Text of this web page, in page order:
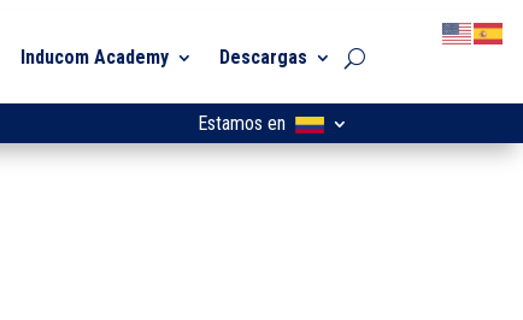
Inducom Academy Descargas
Estamos en